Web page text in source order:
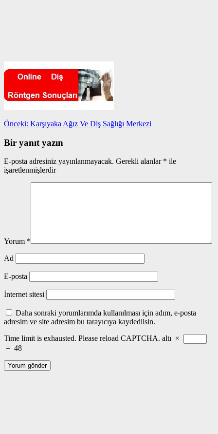
Yazı
gezinmesi
Önceki: Önceki
Karşıyaka Ağız Ve Diş Sağlığı Merkezi
Bir yanıt yazın
E-posta adresiniz yayınlanmayacak. Gerekli alanlar * ile
işaretlenmişlerdir
Yorum *
Ad
E-posta
İnternet sitesi
Daha sonraki yorumlarımda kullanılması için adım, e-posta
adresim ve site adresim bu tarayıcıya kaydedilsin.
Time limit is exhausted. Please reload CAPTCHA. altı ×
= 48